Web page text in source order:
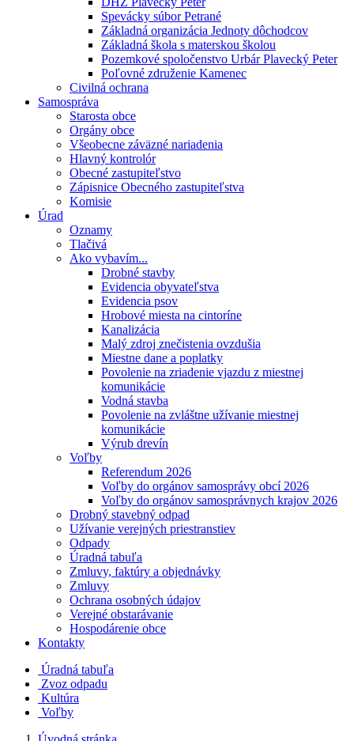
Spevácky súbor Petrané
Základná organizácia Jednoty dôchodcov
Základná škola s materskou školou
Pozemkové spoločenstvo Urbár Plavecký Peter
Poľovné združenie Kamenec
Civilná ochrana
Samospráva
Starosta obce
Orgány obce
Všeobecne záväzné nariadenia
Hlavný kontrolór
Obecné zastupiteľstvo
Zápisnice Obecného zastupiteľstva
Komisie
Úrad
Oznamy
Tlačivá
Ako vybavím...
Drobné stavby
Evidencia obyvateľstva
Evidencia psov
Hrobové miesta na cintoríne
Kanalizácia
Malý zdroj znečistenia ovzdušia
Miestne dane a poplatky
Povolenie na zriadenie vjazdu z miestnej
komunikácie
Vodná stavba
Povolenie na zvláštne užívanie miestnej
komunikácie
Výrub drevín
Voľby
Referendum 2026
Voľby do orgánov samosprávy obcí 2026
Voľby do orgánov samosprávnych krajov 2026
Drobný stavebný odpad
Užívanie verejných priestranstiev
Odpady
Úradná tabuľa
Zmluvy, faktúry a objednávky
Zmluvy
Ochrana osobných údajov
Verejné obstarávanie
Hospodárenie obce
Kontakty
Úradná tabuľa
Zvoz odpadu
Kultúra
Voľby